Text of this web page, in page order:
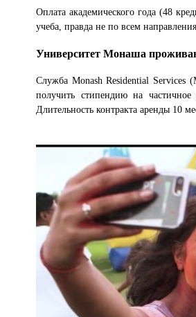
Оплата академического года (48
учеба, правда не по всем
Университет Монаша
Служба Monash Residential Services
получить стипендию на
Длительность контракта аренды 10